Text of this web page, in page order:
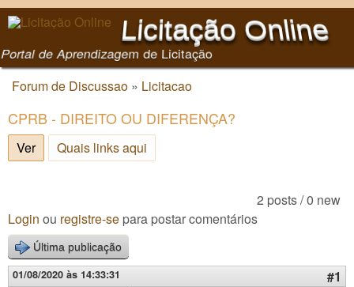
Pular para o conteúdo
principal
Licitação Online
Portal de Aprendizagem de Licitação
Você está aqui
Forum de Discussao » Licitacao
CPRB - DIREITO OU DIFERENÇA?
Ver(aba ativa)
Quais links aqui
2 posts / 0 new
Login ou registre-se para postar comentários
Última publicação
01/08/2020 às 14:33:31 #1